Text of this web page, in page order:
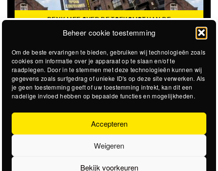
Beheer cookie toestemming
Om de beste ervaringen te bieden, gebruiken wij technologieën zoals
cookies om informatie over je apparaat op te slaan en/of te
raadplegen. Door in te stemmen met deze technologieën kunnen wij
gegevens zoals surfgedrag of unieke ID's op deze site verwerken. Als
je geen toestemming geeft of uw toestemming intrekt, kan dit een
nadelige invloed hebben op bepaalde functies en mogelijkheden.
Accepteren
Weigeren
Bekijk voorkeuren
DENK MEE OVER DE TOEKOMST VAN DE
KROEPOEKFABRIEK